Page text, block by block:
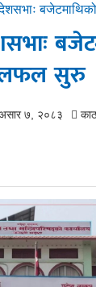
सुरु
७, २०८३